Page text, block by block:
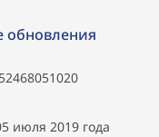
обновления
июля 2019 года